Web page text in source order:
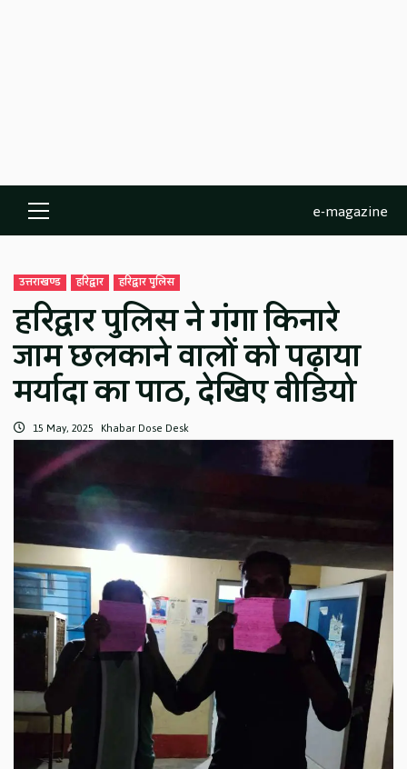
Primary
Menu
e-magazine
उत्तराखण्ड हरिद्वार हरिद्वार पुलिस
हरिद्वार पुलिस ने गंगा किनारे
जाम छलकाने वालों को पढ़ाया
मर्यादा का पाठ, देखिए वीडियो
15 May, 2025 Khabar Dose Desk